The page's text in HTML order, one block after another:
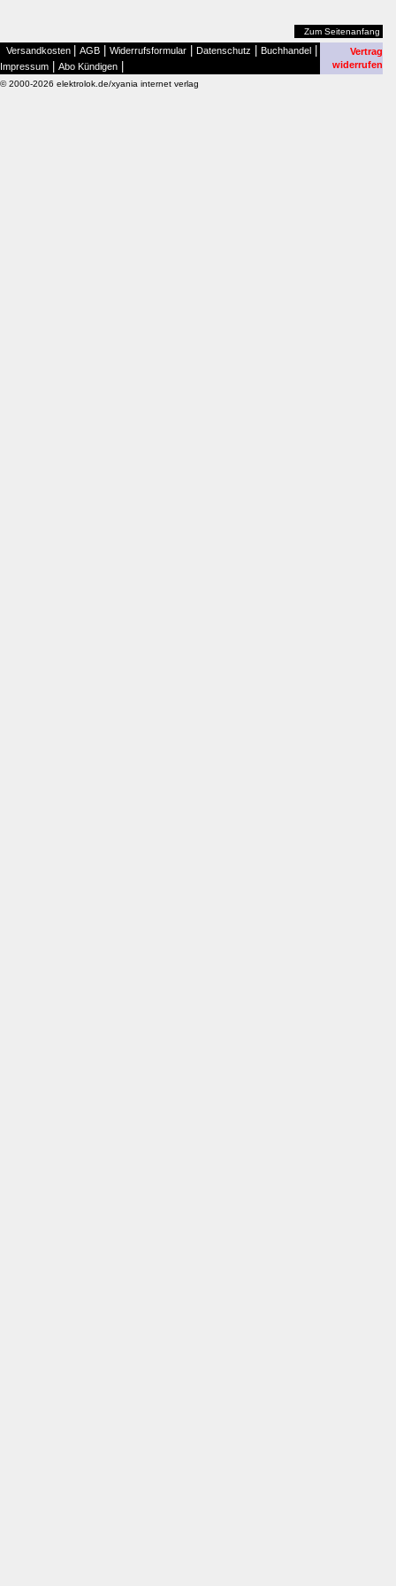
Zum Seitenanfang
Versandkosten AGB Widerrufsformular Datenschutz Buchhandel
Impressum Abo Kündigen
Vertrag
widerrufen
© 2000-2026 elektrolok.de/xyania internet verlag